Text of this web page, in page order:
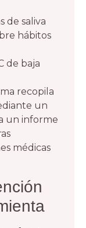
de saliva
hábitos
de baja
recopila
un
un informe
médicas